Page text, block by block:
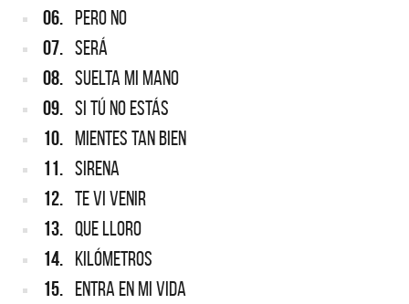
06. PERO NO
07. SERÁ
08. SUELTA MI MANO
09. SI TÚ NO ESTÁS
10. MIENTES TAN BIEN
11. SIRENA
12. TE VI VENIR
13. QUE LLORO
14. KILÓMETROS
15. ENTRA EN MI VIDA